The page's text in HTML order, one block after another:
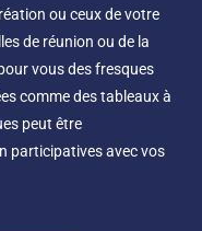
ou ceux de votre
de réunion ou de la
vous des fresques
comme des tableaux à
peut être
participatives avec vos